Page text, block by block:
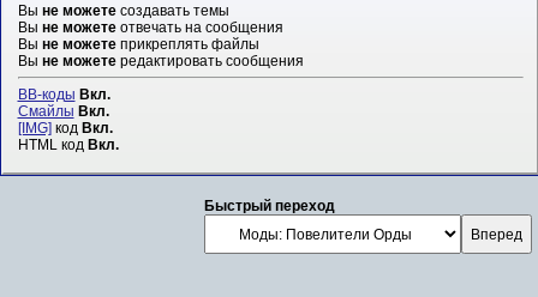
Вы не можетесоздавать темы
Вы не можетеотвечать на сообщения
Вы не можетеприкреплять файлы
Вы не можетередактировать сообщения
BB-коды Вкл.
Смайлы Вкл.
[IMG]код Вкл.
HTML код Вкл.
Быстрый переход